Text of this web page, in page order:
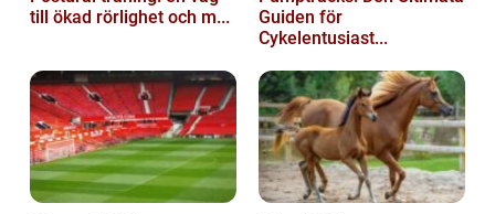
till ökad rörlighet och m...
Guiden för
Cykelentusiast...